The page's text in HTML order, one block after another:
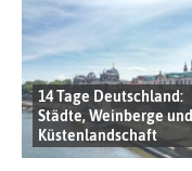
14 Tage Deutschland:
Städte, Weinberge und
Küstenlandschaft